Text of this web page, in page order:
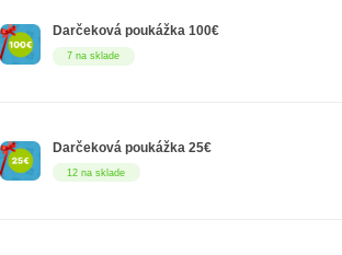
7 na sklade
Darčeková poukážka 100€
12 na sklade
Darčeková poukážka 25€